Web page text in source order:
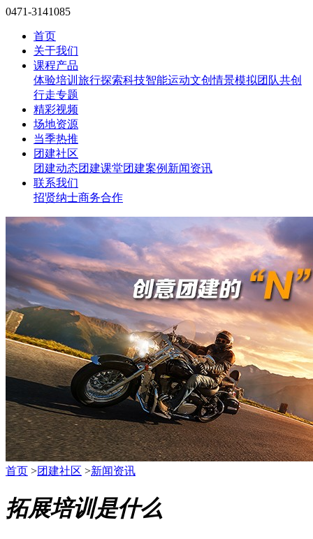
0471-3141085
首页
关于我们
课程产品
体验培训 旅行探索科技智能运动文创情景模拟团队共创
行走专题
精彩视频
场地资源
当季热推
团建社区
团建动态团建课堂团建案例 新闻资讯
联系我们
招贤纳士商务合作
首页 >团建社区 >新闻资讯
拓展培训是什么